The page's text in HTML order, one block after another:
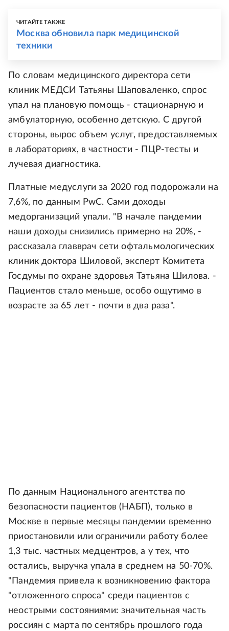
ЧИТАЙТЕ ТАКЖЕ
Москва обновила парк медицинской
техники
По словам медицинского директора сети
клиник МЕДСИ Татьяны Шаповаленко, спрос
упал на плановую помощь - стационарную и
амбулаторную, особенно детскую. С другой
стороны, вырос объем услуг, предоставляемых
в лабораториях, в частности - ПЦР-тесты и
лучевая диагностика.
Платные медуслуги за 2020 год подорожали на
7,6%, по данным PwC. Сами доходы
медорганизаций упали. "В начале пандемии
наши доходы снизились примерно на 20%, -
рассказала главврач сети офтальмологических
клиник доктора Шиловой, эксперт Комитета
Госдумы по охране здоровья Татьяна Шилова. -
Пациентов стало меньше, особо ощутимо в
возрасте за 65 лет - почти в два раза".
По данным Национального агентства по
безопасности пациентов (НАБП), только в
Москве в первые месяцы пандемии временно
приостановили или ограничили работу более
1,3 тыс. частных медцентров, а у тех, что
остались, выручка упала в среднем на 50-70%.
"Пандемия привела к возникновению фактора
"отложенного спроса" среди пациентов с
неострыми состояниями: значительная часть
россиян с марта по сентябрь прошлого года